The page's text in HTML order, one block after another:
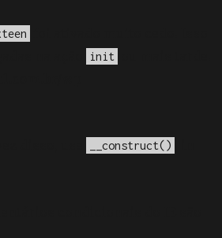
init
__construct()